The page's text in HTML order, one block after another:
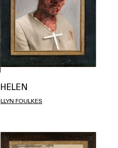
HELEN
LLYN FOULKES